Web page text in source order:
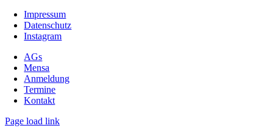
Impressum
Datenschutz
Instagram
AGs
Mensa
Anmeldung
Termine
Kontakt
Page load link